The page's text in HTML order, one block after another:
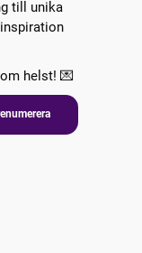
till unika
helst! 💌